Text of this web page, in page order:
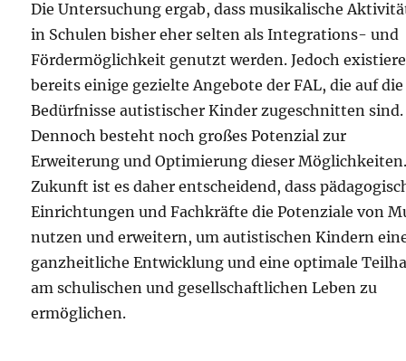
Die Untersuchung ergab, dass musikalische
in Schulen bisher eher selten als Integrations- und
Fördermöglichkeit genutzt werden. Jedoch
bereits einige gezielte Angebote der FAL, die auf die
Bedürfnisse autistischer Kinder zugeschnitten sind.
Dennoch besteht noch großes Potenzial zur
Erweiterung und Optimierung dieser
Zukunft ist es daher entscheidend, dass
Einrichtungen und Fachkräfte die Potenziale von
nutzen und erweitern, um autistischen Kindern
ganzheitliche Entwicklung und eine optimale
am schulischen und gesellschaftlichen Leben zu
ermöglichen.